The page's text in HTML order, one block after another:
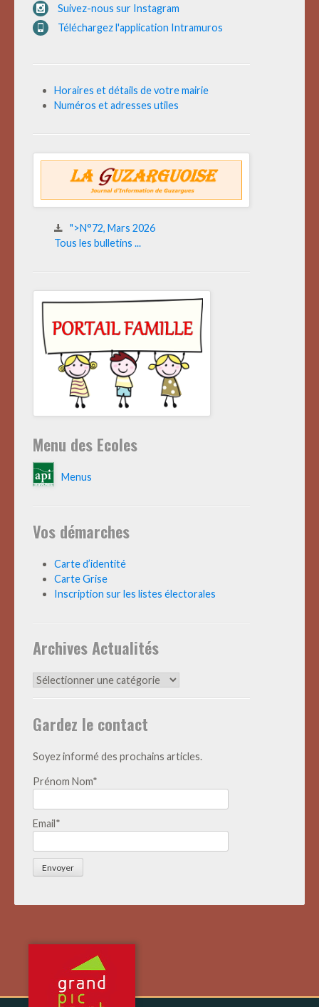
Suivez-nous sur Instagram
Téléchargez l'application Intramuros
Horaires et détails de votre mairie
Numéros et adresses utiles
">N°72, Mars 2026
Tous les bulletins ...
Menu des Ecoles
Menus
Vos démarches
Carte d’identité
Carte Grise
Inscription sur les listes électorales
Archives Actualités
Archives
Gardez le contact
Soyez informé des prochains articles.
Prénom Nom*
Email*